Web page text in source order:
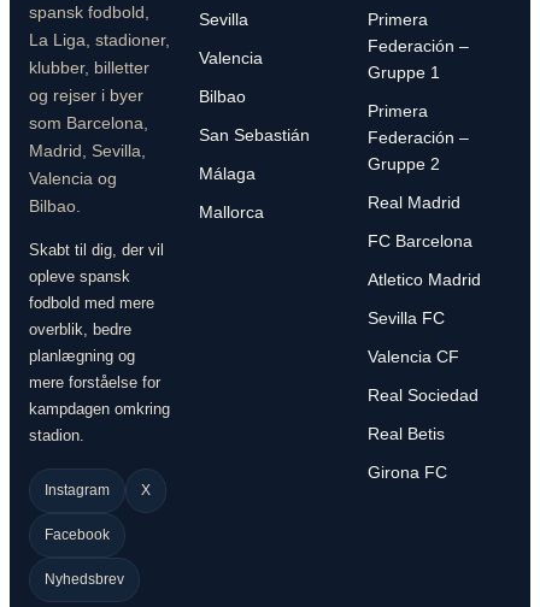
spansk fodbold,
La Liga, stadioner,
klubber, billetter
og rejser i byer
som Barcelona,
Madrid, Sevilla,
Valencia og
Bilbao.
Skabt til dig, der vil
opleve spansk
fodbold med mere
overblik, bedre
planlægning og
mere forståelse for
kampdagen omkring
stadion.
Instagram X
Facebook
Nyhedsbrev
Sevilla
Valencia
Bilbao
San Sebastián
Málaga
Mallorca
Primera
Federación –
Gruppe 1
Primera
Federación –
Gruppe 2
Real Madrid
FC Barcelona
Atletico Madrid
Sevilla FC
Valencia CF
Real Sociedad
Real Betis
Girona FC